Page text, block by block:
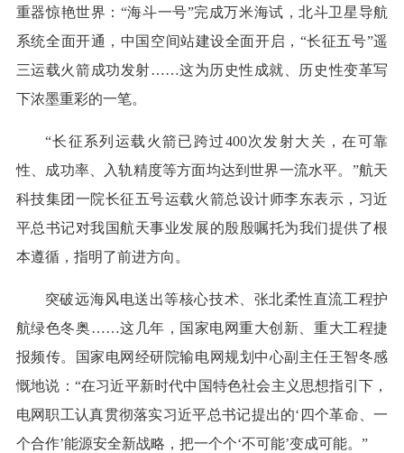
重器惊艳世界：“海斗一号”完成万米海试，北斗卫星导航
系统全面开通，中国空间站建设全面开启，“长征五号”遥
三运载火箭成功发射……这为历史性成就、历史性变革写
下浓墨重彩的一笔。
“长征系列运载火箭已跨过400次发射大关，在可靠
性、成功率、入轨精度等方面均达到世界一流水平。”航天
科技集团一院长征五号运载火箭总设计师李东表示，习近
平总书记对我国航天事业发展的殷殷嘱托为我们提供了根
本遵循，指明了前进方向。
突破远海风电送出等核心技术、张北柔性直流工程护
航绿色冬奥……这几年，国家电网重大创新、重大工程捷
报频传。国家电网经研院输电网规划中心副主任王智冬感
慨地说：“在习近平新时代中国特色社会主义思想指引下，
电网职工认真贯彻落实习近平总书记提出的‘四个革命、一
个合作’能源安全新战略，把一个个‘不可能’变成可能。”